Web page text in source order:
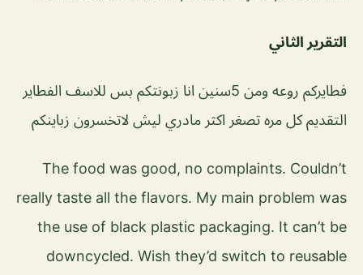
التقرير الثاني
فطايركم روعه ومن 5سنين انا زبونتكم بس للاسف الفطاير
التقديم كل مره تصغر اكثر مادري ليش لاتخسرون زباينكم
The food was good, no complaints. Couldn’t
really taste all the flavors. My main problem was
the use of black plastic packaging. It can’t be
downcycled. Wish they’d switch to reusable